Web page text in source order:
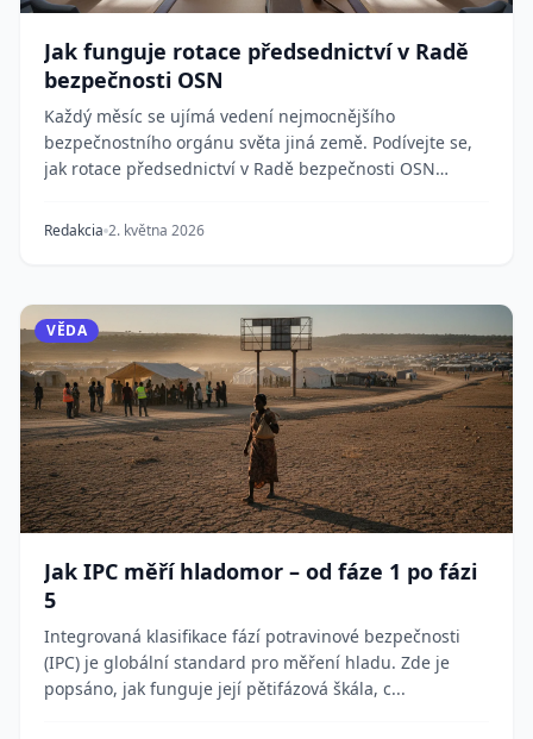
Jak funguje rotace předsednictví v Radě
bezpečnosti OSN
Každý měsíc se ujímá vedení nejmocnějšího
bezpečnostního orgánu světa jiná země. Podívejte se,
jak rotace předsednictví v Radě bezpečnosti OSN
Redakcia 2. května 2026
VĚDA
Jak IPC měří hladomor – od fáze 1 po fázi
5
Integrovaná klasifikace fází potravinové bezpečnosti
(IPC) je globální standard pro měření hladu. Zde je
popsáno, jak funguje její pětifázová škála, c...